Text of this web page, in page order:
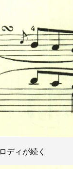
ディが続く